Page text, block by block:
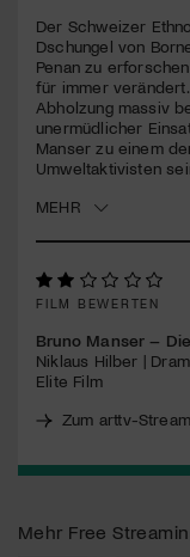
Der Schweizer
Dschungel von
Penan zu
für immer
Abholzung massiv
unermüdlicher
Manser zu einem
Umweltaktivisten
MEHR
FILM BEWERTEN
Bruno Manser –
Niklaus Hilber |
Elite Film
Zum arttv-
Mehr Free